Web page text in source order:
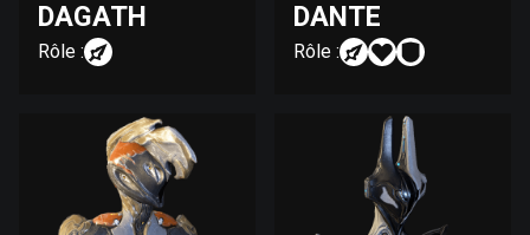
DAGATH
Rôle :
DANTE
Rôle :